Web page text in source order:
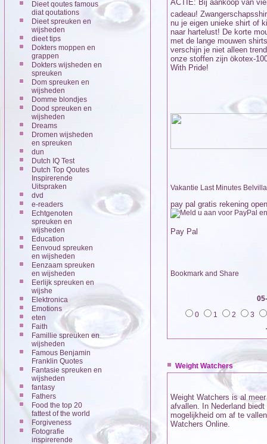
Dieet qoutes famous
diat qoutations
Dieet spreuken en
wijsheden
dieet tips
Dokters moppen en
grappen
Dokters wijsheden en
spreuken
Dom spreuken en
wijsheden
Domme blondjes
Dood spreuken en
wijsheden
Dreams
Dromen wijsheden
en spreuken
dun
Dutch IQ Test
Dutch Top Qoutes
Inspirerende
Uitspraken
dvd
e-readers
Echtgenoten
spreuken en
wijsheden
Education
Eenvoud spreuken
en wijsheden
Eenzaam spreuken
en wijsheden
Eerlijk spreuken en
wijshe
Elektronica
Emotions
eten
Faith
Famillie spreuken en
wijsheden
Famous Benjamin
Franklin Quotes
Fantasie spreuken en
wijsheden
fantasy
Fathers
Food the top 20
fattest of the world
Forgiveness
Fotografie
inspirerende
ACTIE: Bij aankoop van
cadeau!
nu je eigen unieke shirt of
naar hartelust! De korte
met de lange mouwen
verschijn je niet alleen
onze stoffen zijn ökotex-
With Pride!
Vakantie Last Minutes Belvilla
pay pal gratis rekening
Pay Pal
0
1 2
3
Weight Watchers
Weight Watchers is al
afvallen. In Nederland
mogelijkheid om af te
Watchers Online.